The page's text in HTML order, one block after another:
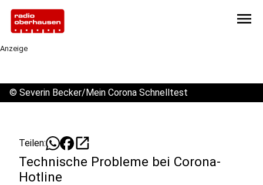
menu
Anzeige
© Severin Becker/Mein Corona Schnelltest
Teilen: open_in_new
Technische Probleme bei Corona-
Hotline